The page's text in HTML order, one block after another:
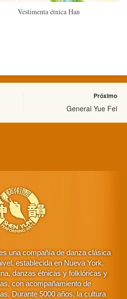
Vestimenta étnica Han
Próximo
General Yue Fei
una compañía de danza clásica
establecida en Nueva York.
danzas étnicas y folklóricas y
con acompañamiento de
Durante 5000 años, la cultura